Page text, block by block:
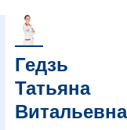
Гедзь
Татьяна
Витальевна